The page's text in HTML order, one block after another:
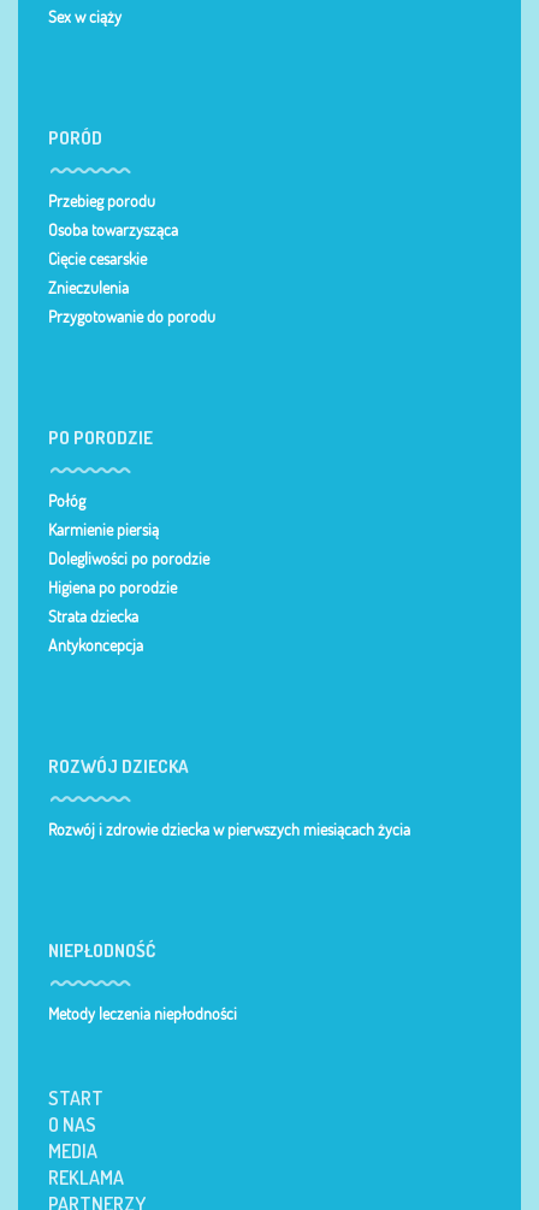
Sex w ciąży
PORÓD
Przebieg porodu
Osoba towarzysząca
Cięcie cesarskie
Znieczulenia
Przygotowanie do porodu
PO PORODZIE
Połóg
Karmienie piersią
Dolegliwości po porodzie
Higiena po porodzie
Strata dziecka
Antykoncepcja
ROZWÓJ DZIECKA
Rozwój i zdrowie dziecka w pierwszych miesiącach życia
NIEPŁODNOŚĆ
Metody leczenia niepłodności
START
O NAS
MEDIA
REKLAMA
PARTNERZY